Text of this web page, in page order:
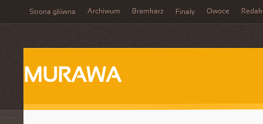
Strona główna Archiwum Bramkarz Finały Owoce
MURAWA